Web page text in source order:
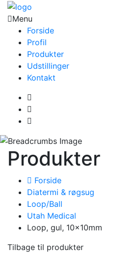
Menu
Forside
Profil
Produkter
Udstillinger
Kontakt
Produkter
Forside
Diatermi & røgsug
Loop/Ball
Utah Medical
Loop, gul, 10x10mm
Tilbage til produkter